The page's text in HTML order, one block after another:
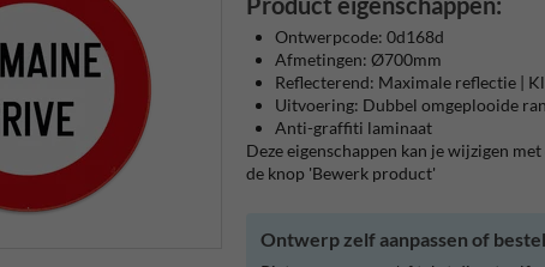
Ontwerpcode: 0d168d
Afmetingen: Ø700mm
Reflecterend: Maximale reflectie |
Uitvoering: Dubbel omgeplooide
Anti-graffiti laminaat
Deze eigenschappen kan je wijzigen
de knop 'Bewerk product'
Ontwerp zelf aanpassen of